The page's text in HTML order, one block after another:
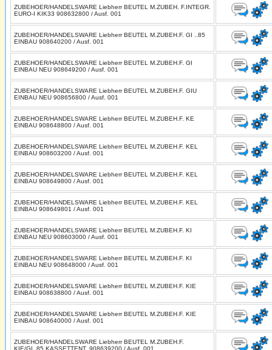
ZUBEHOER/HANDELSWARE Liebherr BEUTEL M.ZUBEH. F.INTEGR.
EURO-I KIK33 908632800 / Ausf. 001
ZUBEHOER/HANDELSWARE Liebherr BEUTEL M.ZUBEH.F. GI ..85
EINBAU 908640200 / Ausf. 001
ZUBEHOER/HANDELSWARE Liebherr BEUTEL M.ZUBEH.F. GI
EINBAU NEU 908649200 / Ausf. 001
ZUBEHOER/HANDELSWARE Liebherr BEUTEL M.ZUBEH.F. GIU
EINBAU NEU 908656800 / Ausf. 001
ZUBEHOER/HANDELSWARE Liebherr BEUTEL M.ZUBEH.F. KE
EINBAU 908648800 / Ausf. 001
ZUBEHOER/HANDELSWARE Liebherr BEUTEL M.ZUBEH.F. KEL
EINBAU 908603200 / Ausf. 001
ZUBEHOER/HANDELSWARE Liebherr BEUTEL M.ZUBEH.F. KEL
EINBAU 908649800 / Ausf. 001
ZUBEHOER/HANDELSWARE Liebherr BEUTEL M.ZUBEH.F. KEL
EINBAU 908649801 / Ausf. 001
ZUBEHOER/HANDELSWARE Liebherr BEUTEL M.ZUBEH.F. KI
EINBAU NEU 908603000 / Ausf. 001
ZUBEHOER/HANDELSWARE Liebherr BEUTEL M.ZUBEH.F. KI
EINBAU NEU 908648000 / Ausf. 001
ZUBEHOER/HANDELSWARE Liebherr BEUTEL M.ZUBEH.F. KIE
EINBAU 908638800 / Ausf. 001
ZUBEHOER/HANDELSWARE Liebherr BEUTEL M.ZUBEH.F. KIE
EINBAU 908640000 / Ausf. 001
ZUBEHOER/HANDELSWARE Liebherr BEUTEL M.ZUBEH.F.